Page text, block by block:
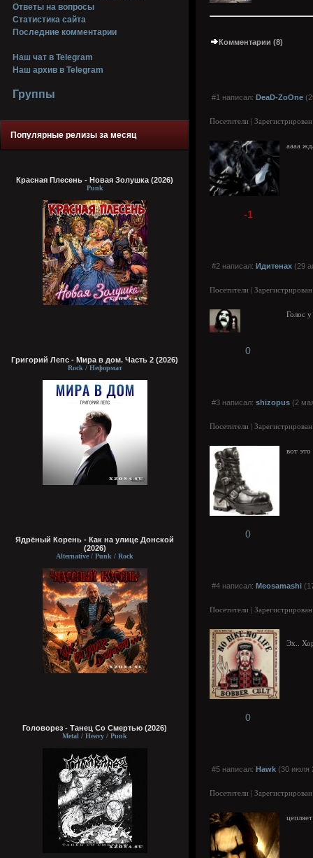
Ответы на вопросы
Статистика сайта
Последние комментарии
Наш чат в Telegram
Наш архив в Telegram
Группы
Популярные релизы за месяц
Красная Плесень - Новая Золушка (2026)
Punk
Григорий Лепс - Мира в дом. Часть 2 (2026)
Rock / Неформат
Ядрёный Корень - Как на улице Донской
(2026)
Alternative / Punk / Rock
Головорез - Tанец Со Смертью (2026)
Metal / Heavy / Punk
Комментарии (8)
#1 написал: DeaD-ZoOne
Посетители |
аааа
-1
#2 написал: Идитенах (29
Посетители |
Голос у
0
#3 написал: shizopus (2
Посетители |
вот
0
#4 написал: Meosamashi
Посетители |
Эх..
0
#5 написал: Hawk (30 июля
Посетители |